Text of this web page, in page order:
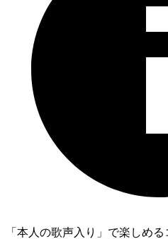
「本人の歌声入り」で楽しめ